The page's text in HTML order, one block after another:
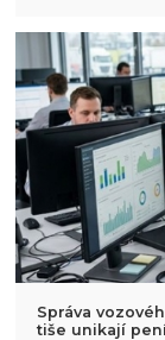
Správa
tiše unikají